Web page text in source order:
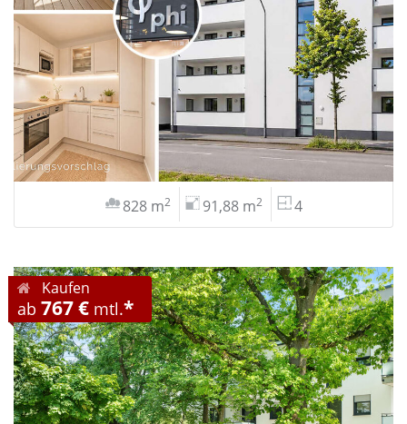
828 m2 91,88 m2 4
Kaufen
ab 767 € mtl.*